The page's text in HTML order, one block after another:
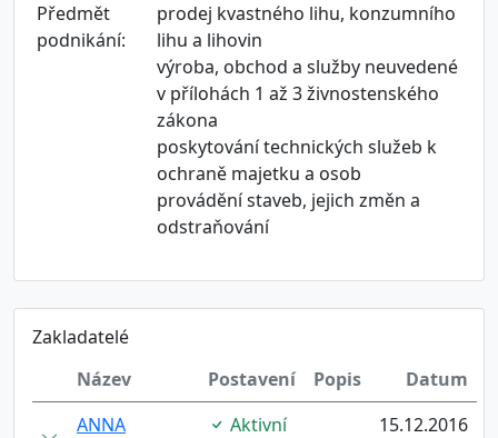
Předmět
podnikání:
prodej kvastného lihu, konzumního
lihu a lihovin
výroba, obchod a služby neuvedené
v přílohách 1 až 3 živnostenského
zákona
poskytování technických služeb k
ochraně majetku a osob
provádění staveb, jejich změn a
odstraňování
Zakladatelé
Název
Postavení Popis
Datum
ANNA
Aktivní 15.12.2016